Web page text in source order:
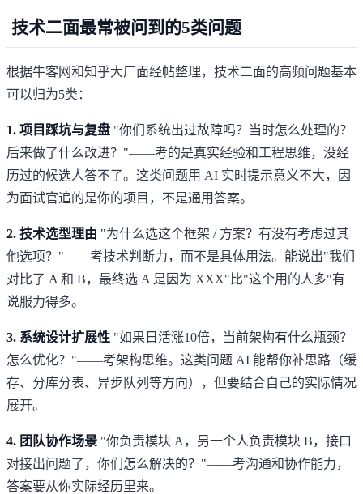
技术二面最常被问到的5类问题
根据牛客网和知乎大厂面经帖整理，技术二面的高频问题基本
可以归为5类：
1. 项目踩坑与复盘 "你们系统出过故障吗？当时怎么处理的？
后来做了什么改进？"——考的是真实经验和工程思维，没经
历过的候选人答不了。这类问题用 AI 实时提示意义不大，因
为面试官追的是你的项目，不是通用答案。
2. 技术选型理由 "为什么选这个框架 / 方案？有没有考虑过其
他选项？"——考技术判断力，而不是具体用法。能说出"我们
对比了 A 和 B，最终选 A 是因为 XXX"比"这个用的人多"有
说服力得多。
3. 系统设计扩展性 "如果日活涨10倍，当前架构有什么瓶颈？
怎么优化？"——考架构思维。这类问题 AI 能帮你补思路（缓
存、分库分表、异步队列等方向），但要结合自己的实际情况
展开。
4. 团队协作场景 "你负责模块 A，另一个人负责模块 B，接口
对接出问题了，你们怎么解决的？"——考沟通和协作能力，
答案要从你实际经历里来。